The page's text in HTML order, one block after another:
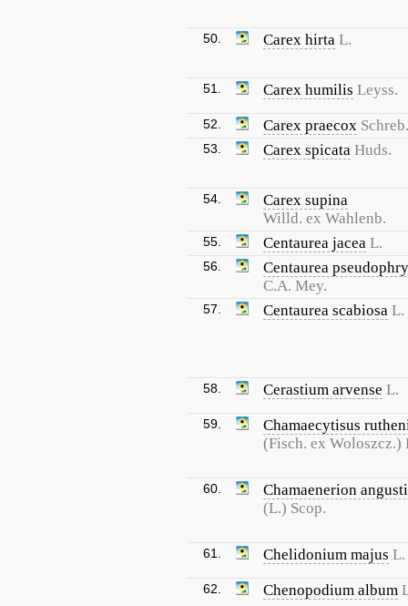
50. Carex hirta L.
51. Carex humilis Leyss.
52. Carex praecox Schreb.
53. Carex spicata Huds.
54.
Carex supina
Willd. ex Wahlenb.
55. Centaurea jacea L.
56.
Centaurea
C.A. Mey.
57. Centaurea scabiosa L.
58. Cerastium arvense L.
59.
Chamaecytisus
(Fisch. ex Woloszcz.)
60.
Chamaenerion
(L.) Scop.
61. Chelidonium majus L.
62. Chenopodium album